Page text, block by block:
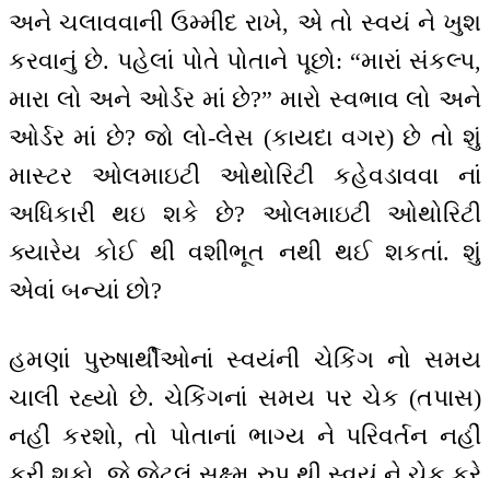
અને ચલાવવાની ઉમ્મીદ રાખે, એ તો સ્વયં ને ખુશ
કરવાનું છે. પહેલાં પોતે પોતાને પૂછો: “મારાં સંકલ્પ,
મારા લો અને ઓર્ડર માં છે?” મારો સ્વભાવ લો અને
ઓર્ડર માં છે? જો લો-લેસ (કાયદા વગર) છે તો શું
માસ્ટર ઓલમાઇટી ઓથોરિટી કહેવડાવવા નાં
અધિકારી થઇ શકે છે? ઓલમાઇટી ઓથોરિટી
ક્યારેય કોઈ થી વશીભૂત નથી થઈ શકતાં. શું
એવાં બન્યાં છો?
હમણાં પુરુષાર્થીઓનાં સ્વયંની ચેકિંગ નો સમય
ચાલી રહ્યો છે. ચેકિંગનાં સમય પર ચેક (તપાસ)
નહીં કરશો, તો પોતાનાં ભાગ્ય ને પરિવર્તન નહીં